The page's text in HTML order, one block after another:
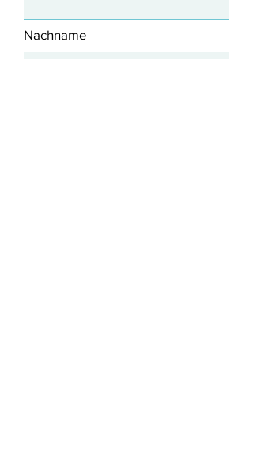
Nachname